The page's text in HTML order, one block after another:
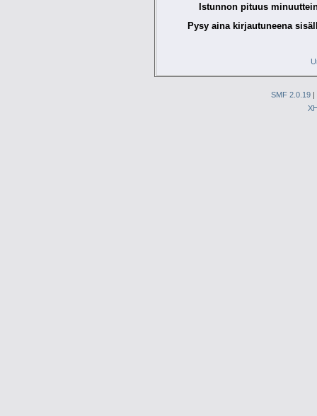
Istunnon pituus
Pysy aina kirjautuneena
SMF 2.0.19